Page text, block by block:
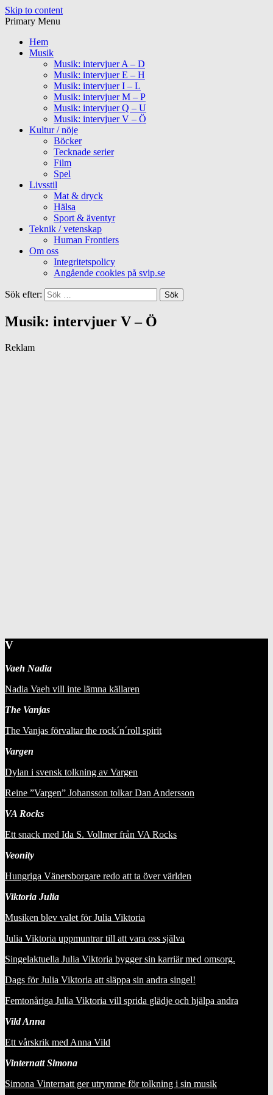
Skip to content
Primary Menu
Hem
Musik
Musik: intervjuer A – D
Musik: intervjuer E – H
Musik: intervjuer I – L
Musik: intervjuer M – P
Musik: intervjuer Q – U
Musik: intervjuer V – Ö
Kultur / nöje
Böcker
Tecknade serier
Film
Spel
Livsstil
Mat & dryck
Hälsa
Sport & äventyr
Teknik / vetenskap
Human Frontiers
Om oss
Integritetspolicy
Angående cookies på svip.se
Sök efter:
Musik: intervjuer V – Ö
Reklam
V
Vaeh Nadia
Nadia Vaeh vill inte lämna källaren
The Vanjas
The Vanjas förvaltar the rock´n´roll spirit
Vargen
Dylan i svensk tolkning av Vargen
Reine ”Vargen” Johansson tolkar Dan Andersson
VA Rocks
Ett snack med Ida S. Vollmer från VA Rocks
Veonity
Hungriga Vänersborgare redo att ta över världen
Viktoria Julia
Musiken blev valet för Julia Viktoria
Julia Viktoria uppmuntrar till att vara oss själva
Singelaktuella Julia Viktoria bygger sin karriär med omsorg.
Dags för Julia Viktoria att släppa sin andra singel!
Femtonåriga Julia Viktoria vill sprida glädje och hjälpa andra
Vild Anna
Ett vårskrik med Anna Vild
Vinternatt Simona
Simona Vinternatt ger utrymme för tolkning i sin musik